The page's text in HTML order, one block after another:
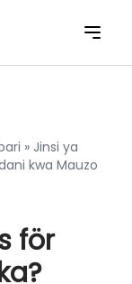
» Jinsi ya
kwa Mauzo
för